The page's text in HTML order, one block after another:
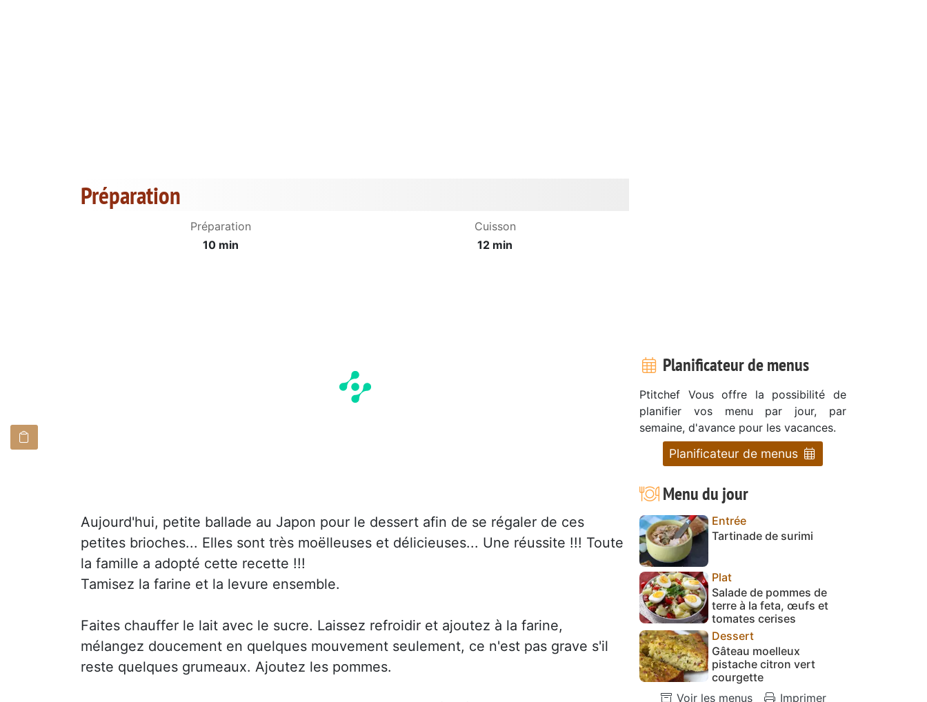
Préparation
Préparation
10 min
Cuisson
12 min
Aujourd'hui, petite ballade au Japon pour le dessert afin de se régaler de ces
petites brioches... Elles sont très moëlleuses et délicieuses... Une réussite !!! Toute
la famille a adopté cette recette !!!
Tamisez la farine et la levure ensemble.
Faites chauffer le lait avec le sucre. Laissez refroidir et ajoutez à la farine,
mélangez doucement en quelques mouvement seulement, ce n'est pas grave s'il
reste quelques grumeaux. Ajoutez les pommes.
Planificateur de menus
Ptitchef Vous offre la possibilité de
planifier vos menu par jour, par
semaine, d'avance pour les vacances.
Planificateur de menus
Menu du jour
Entrée
Tartinade de surimi
Plat
Salade de pommes de
terre à la feta, œufs et
tomates cerises
Dessert
Gâteau moelleux
pistache citron vert
courgette
Voir les menus
Imprimer